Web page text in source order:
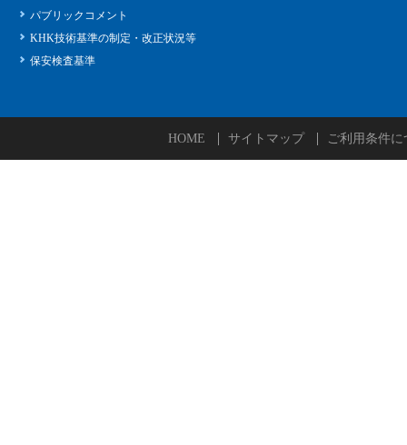
パブリックコメント
KHK技術基準の制定・改正状況等
保安検査基準
HOME サイトマップ ご利用条件に